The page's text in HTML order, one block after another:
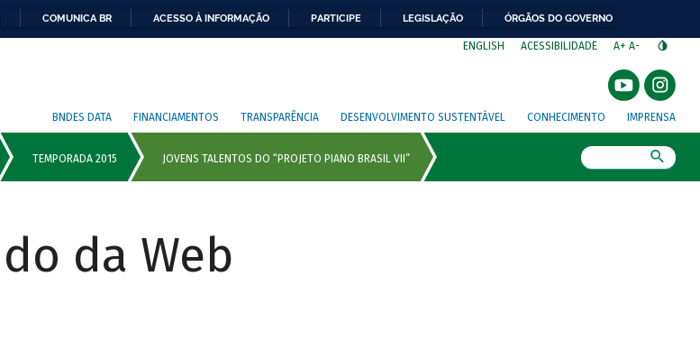
COMUNICA BR ACESSO À INFORMAÇÃO PARTICIPE LEGISLAÇÃO ÓRGÃOS DO GOVERNO
ENGLISH ACESSIBILIDADE A+ A-
BNDES DATA FINANCIAMENTOS TRANSPARÊNCIA DESENVOLVIMENTO SUSTENTÁVEL CONHECIMENTO IMPRENSA
da Web